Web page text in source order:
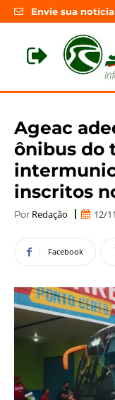
Envie sua notícia
Ageac
ônibus do
inscritos
Por Redação 12/
Facebook